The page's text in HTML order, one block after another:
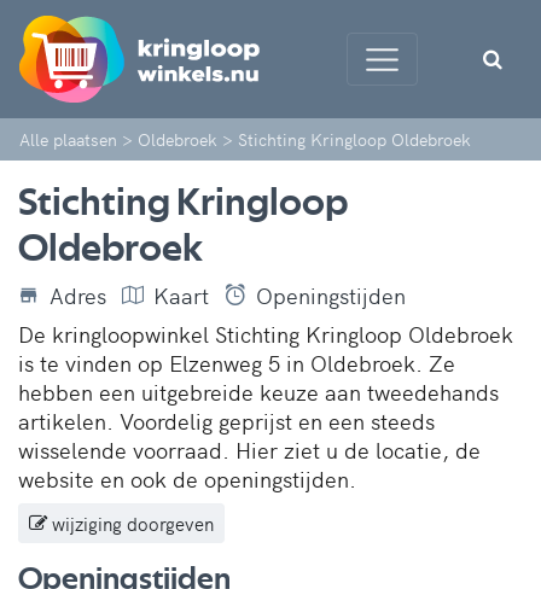
Alle plaatsen > Oldebroek > Stichting Kringloop Oldebroek
Stichting Kringloop
Oldebroek
Adres Kaart
Openingstijden
De kringloopwinkel Stichting Kringloop Oldebroek
is te vinden op Elzenweg 5 in Oldebroek. Ze
hebben een uitgebreide keuze aan tweedehands
artikelen. Voordelig geprijst en een steeds
wisselende voorraad. Hier ziet u de locatie, de
website en ook de openingstijden.
wijziging doorgeven
Openingstijden